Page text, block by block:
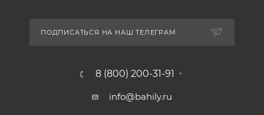
ПОДПИСАТЬСЯ НА НАШ ТЕЛЕГРАМ
8 (800) 200-31-91
info@bahily.ru